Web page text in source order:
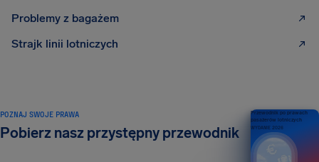
Problemy z bagażem
Strajk linii lotniczych
POZNAJ SWOJE PRAWA
Pobierz nasz przystępny przewodnik
Przewodnik po prawach
pasażerów lotniczych
WYDANIE 2026